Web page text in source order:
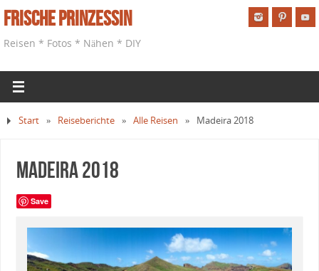
Frische Prinzessin
Reisen * Fotos * Nähen * DIY
Start » Reiseberichte » Alle Reisen » Madeira 2018
Madeira 2018
Save